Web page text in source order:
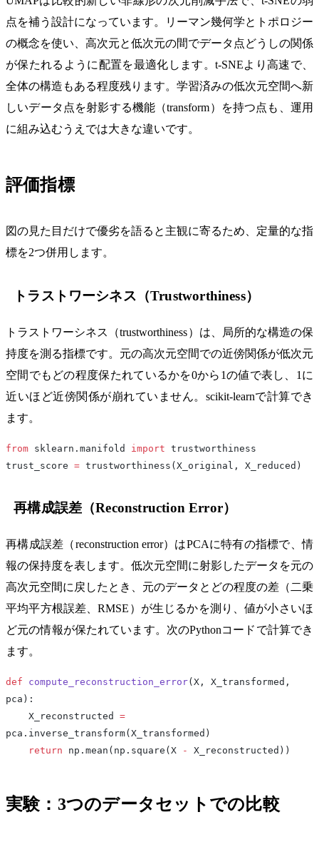
点を補う設計になっています。リーマン幾何学とトポロジー
の概念を使い、高次元と低次元の間でデータ点どうしの関係
が保たれるように配置を最適化します。t-SNEより高速で、
全体の構造もある程度残ります。学習済みの低次元空間へ新
しいデータ点を射影する機能（transform）を持つ点も、運用
に組み込むうえでは大きな違いです。
評価指標
図の見た目だけで優劣を語ると主観に寄るため、定量的な指
標を2つ併用します。
トラストワーシネス（Trustworthiness）
トラストワーシネス（trustworthiness）は、局所的な構造の保
持度を測る指標です。元の高次元空間での近傍関係が低次元
空間でもどの程度保たれているかを0から1の値で表し、1に
近いほど近傍関係が崩れていません。scikit-learnで計算でき
ます。
from sklearn.manifold import trustworthiness
trust_score = trustworthiness(X_original, X_reduced)
再構成誤差（Reconstruction Error）
再構成誤差（reconstruction error）はPCAに特有の指標で、情
報の保持度を表します。低次元空間に射影したデータを元の
高次元空間に戻したとき、元のデータとどの程度の差（二乗
平均平方根誤差、RMSE）が生じるかを測り、値が小さいほ
ど元の情報が保たれています。次のPythonコードで計算でき
ます。
def compute_reconstruction_error(X, X_transformed,
pca):
    X_reconstructed
=
pca.inverse_transform(X_transformed)
    return
np.mean(np.square(X - X_reconstructed))
実験：3つのデータセットでの比較